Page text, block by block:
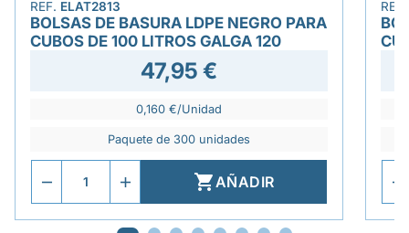
REF. ELAT2813
BOLSAS DE BASURA LDPE NEGRO PARA
CUBOS DE 100 LITROS GALGA 120
47,95 €
0,160 €/Unidad
Paquete de 300 unidades
AÑADIR